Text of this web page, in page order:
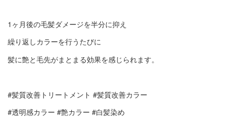
1ヶ月後の毛髪ダメージを半分に抑え
繰り返しカラーを行うたびに
髪に艶と毛先がまとまる効果を感じられます。
#髪質改善トリートメント #髪質改善カラー
#透明感カラー #艶カラー #白髪染め